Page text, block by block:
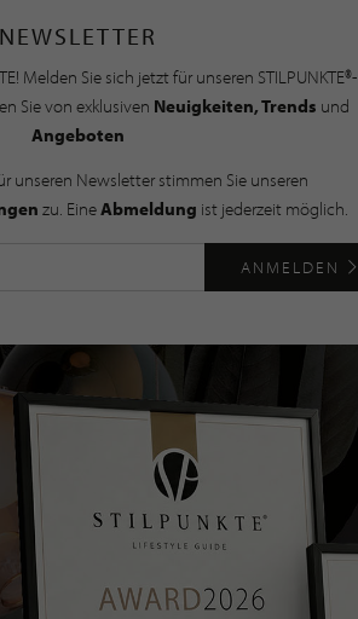
NEWSLETTER
Melden Sie sich jetzt für unseren STILPUNKTE®-
Sie von exklusiven Neuigkeiten, Trends und
Angeboten
unseren Newsletter stimmen Sie unseren
zu. EineAbmeldung ist jederzeit möglich.
ANMELDEN